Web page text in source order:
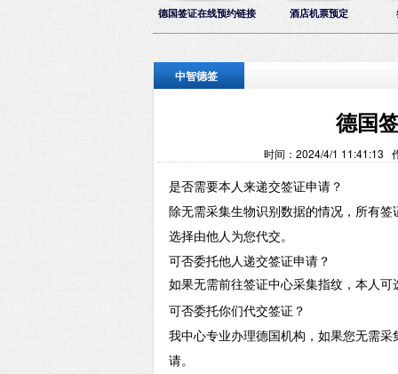
德国签证在线预约链接 酒店机票预定
中智德签
德国
时间：2024/4/1 11:41:13
是否需要本人来递交签证申请？
除无需采集生物识别数据的情况，所有
选择由他人为您代交。
可否委托他人递交签证申请？
如果无需前往签证中心采集指纹，本人
可否委托你们代交签证？
我中心专业办理德国机构，如果您无需
请。